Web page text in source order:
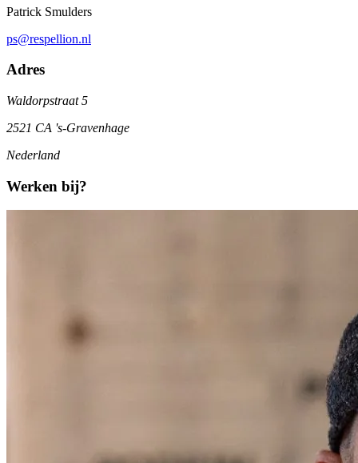
Patrick Smulders
ps@respellion.nl
Adres
Waldorpstraat 5
2521 CA 's-Gravenhage
Nederland
Werken bij?